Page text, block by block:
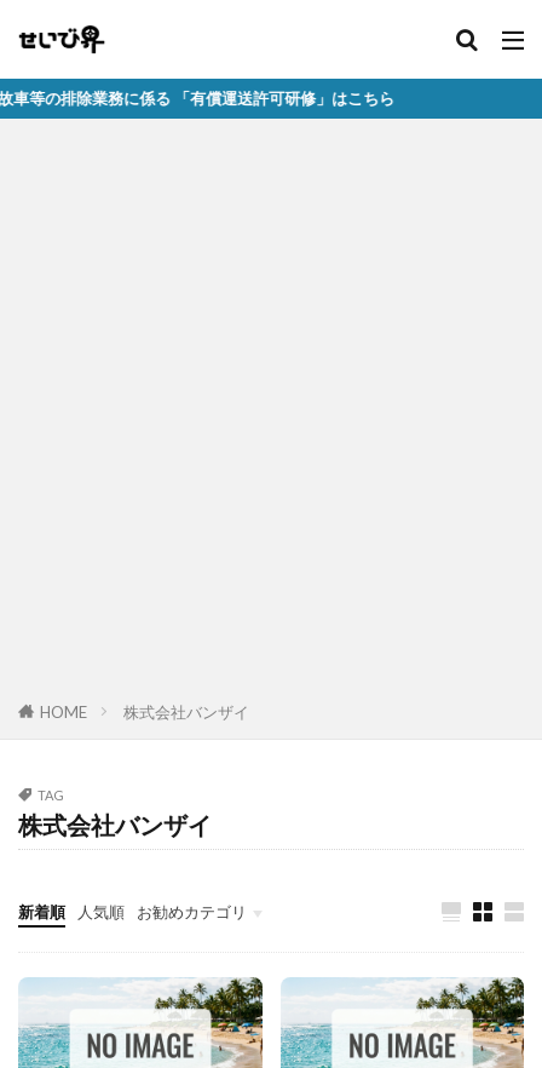
除業務に係る 「有償運送許可研修」はこちら
HOME 株式会社バンザイ
TAG
株式会社バンザイ
新着順 人気順 お勧めカテゴリ
故障診断整備のススメ